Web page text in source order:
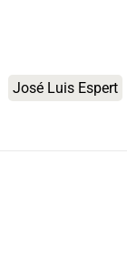
José Luis Espert